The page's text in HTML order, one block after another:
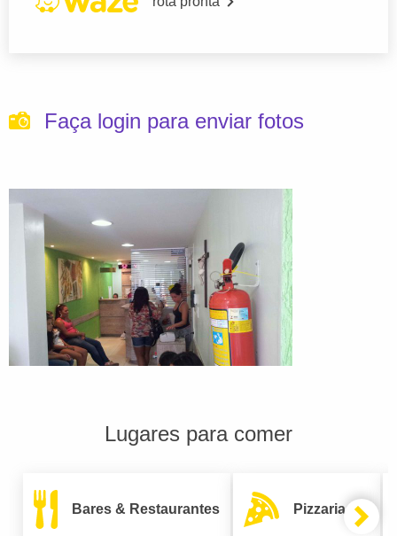
Faça login para enviar fotos
Lugares para comer
Bares & Restaurantes Pizzarias